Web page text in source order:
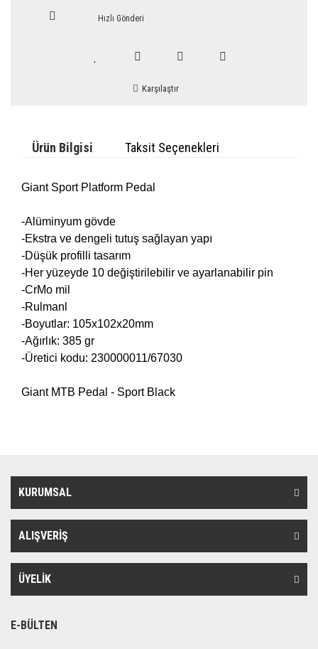
Hızlı Gönderi
Karşılaştır
Ürün Bilgisi Taksit Seçenekleri
Giant Sport Platform Pedal
-Alüminyum gövde
-Ekstra ve dengeli tutuş sağlayan yapı
-Düşük profilli tasarım
-Her yüzeyde 10 değiştirilebilir ve ayarlanabilir pin
-CrMo mil
-Rulmanl
-Boyutlar: 105x102x20mm
-Ağırlık: 385 gr
-Üretici kodu: 230000011/67030
Giant MTB Pedal - Sport Black
KURUMSAL
ALIŞVERİŞ
ÜYELİK
E-BÜLTEN